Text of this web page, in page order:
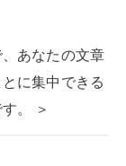
あなたの文章
に集中できる
。 ＞